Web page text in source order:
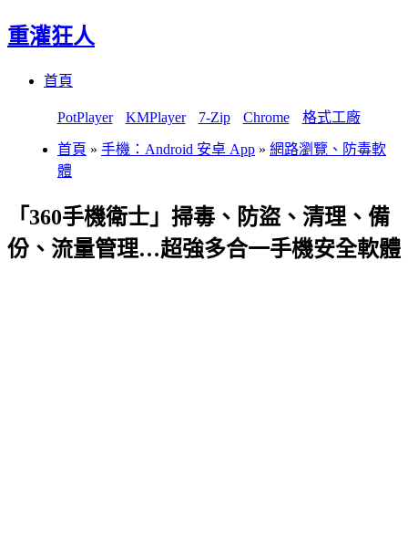
重灌狂人
首頁
PotPlayer KMPlayer 7-Zip Chrome 格式工廠
首頁 » 手機：Android 安卓 App » 網路瀏覽、防毒軟
體
「360手機衛士」掃毒、防盜、清理、備
份、流量管理…超強多合一手機安全軟體